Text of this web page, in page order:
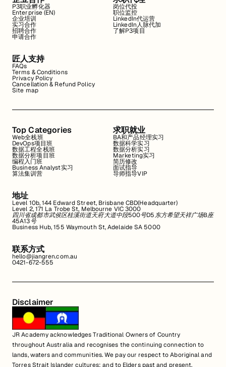
P3职业孵化器
Enterprise (EN)
企业培训
实习合作
招聘合作
申请合作
岗位代投
职位监控
LinkedIn代运营
LinkedIn人脉代加
了解P3项目
匠人支持
FAQs
Terms & Conditions
Privacy Policy
Cancellation & Refund Policy
Site map
Top Categories
Web全栈班
DevOps项目班
数据工程全栈班
数据分析项目班
编程入门班
Business Analyst实习
算法集训营
求职就业
BA和产品经理实习
数据科学实习
数据分析实习
Marketing实习
简历修改
面试指导
导师指导VIP
地址
Level 10b, 144 Edward Street, Brisbane CBD(Headquarter)
Level 2, 171 La Trobe St, Melbourne VIC 3000
四川省成都市武侯区桂溪街道天府大道中段500号D5东方希望天祥广场B座
45A13号
Business Hub, 155 Waymouth St, Adelaide SA 5000
联系方式
hello@jiangren.com.au
0421-672-555
Disclaimer
JR Academy acknowledges Traditional Owners of Country
throughout Australia and recognises the continuing connection to
lands, waters and communities. We pay our respect to Aboriginal and
Torres Strait Islander cultures; and to Elders past and present.